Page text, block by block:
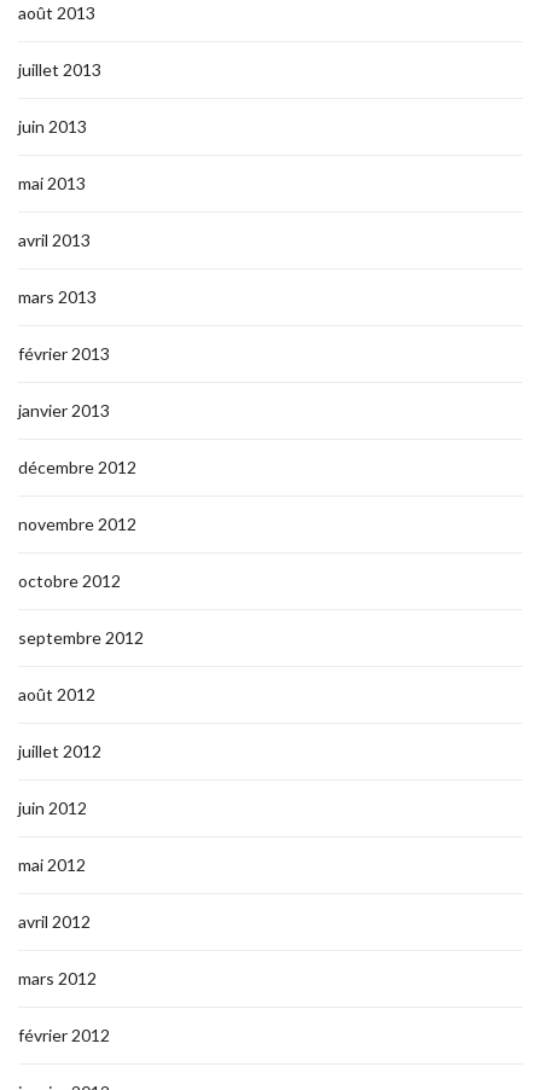
août 2013
juillet 2013
juin 2013
mai 2013
avril 2013
mars 2013
février 2013
janvier 2013
décembre 2012
novembre 2012
octobre 2012
septembre 2012
août 2012
juillet 2012
juin 2012
mai 2012
avril 2012
mars 2012
février 2012